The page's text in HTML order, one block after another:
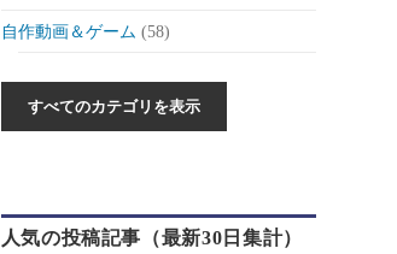
自作動画＆ゲーム (58)
自作ゲーム紹介 (6)
ゲーム(175)
人気の投稿記事（最新30日集計）